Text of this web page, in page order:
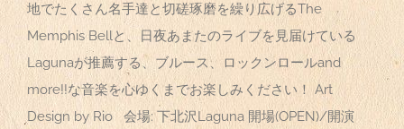
地でたくさん名手達と切磋琢磨を繰り広げるThe
Memphis Bellと、日夜あまたのライブを見届けている
Lagunaが推薦する、ブルース、ロックンロールand
more!!な音楽を心ゆくまでお楽しみください！ Art
Design by Rio 会場: 下北沢Laguna 開場(OPEN)/開演